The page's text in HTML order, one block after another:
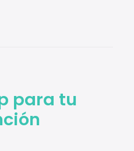
para tu